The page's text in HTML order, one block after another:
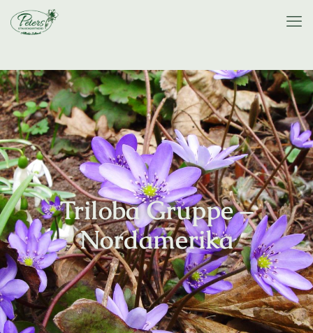
Triloba Gruppe –
Nordamerika